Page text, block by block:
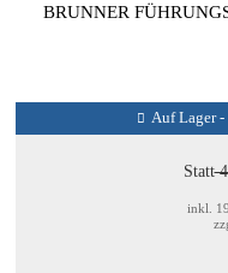
BRUNNER
Auf Lager -
Statt
inkl.